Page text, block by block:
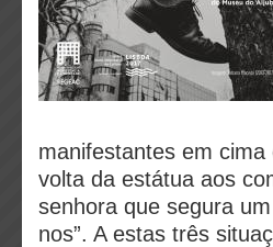
manifestantes em
volta da estátua aos
senhora que segura
nos”. A estas três